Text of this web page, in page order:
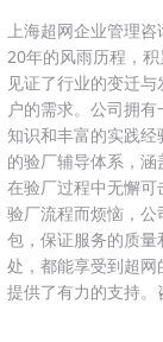
上海超网企业管理
20年的风雨历程，
见证了行业的变迁
户的需求。公司拥
知识和丰富的实践
的验厂辅导体系，
在验厂过程中无懈
验厂流程而烦恼，
包，保证服务的质
处，都能享受到超
提供了有力的支持。